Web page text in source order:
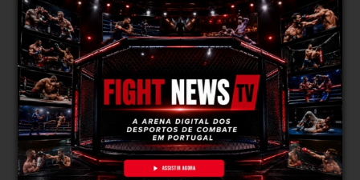
Borracha, Pedro Paulo "Peu", Frederico Barruan,
Márcio Canoletti, Marcelo Aguiar, Luiz Carlos
"Carioca", Fábio Coelho, Xicão Jolly, Fábio Noguchi,
Anderson França, Alex Gazé, Marlon Moraes, Índio,
Johil de Oliveira e José Mendonça, entre outras
figuras de enorme relevância para a modalidade.